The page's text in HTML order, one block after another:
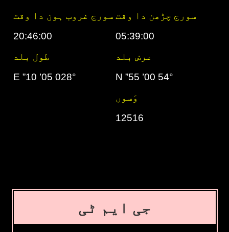
سورج چڑھن دا وقت سورج غروب ہون دا وقت
05:39:00
20:46:00
عرض بلد
طول بلد
54° 00’ 55” N
028° 05’ 10” E
وَسوں
12516
جی ایم ٹی